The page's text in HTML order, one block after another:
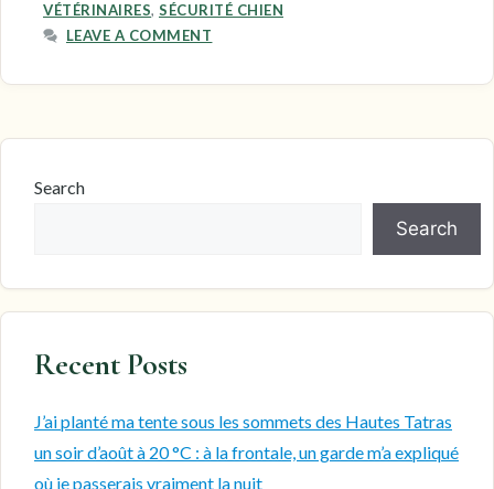
VÉTÉRINAIRES, SÉCURITÉ CHIEN
LEAVE A COMMENT
Search
Search
Recent Posts
J’ai planté ma tente sous les sommets des Hautes Tatras
un soir d’août à 20 °C : à la frontale, un garde m’a expliqué
où je passerais vraiment la nuit